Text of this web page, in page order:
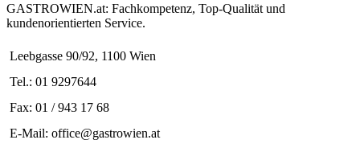
GASTROWIEN.at: Fachkompetenz, Top-Qualität und
kundenorientierten Service.
Leebgasse 90/92, 1100 Wien
Tel.: 01 9297644
Fax: 01 / 943 17 68
E-Mail: office@gastrowien.at